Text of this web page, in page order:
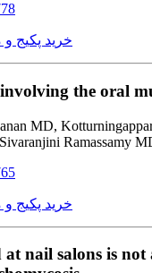
خرید پکیج و
the oral
MD,
Ramassamy
خرید پکیج و
at nail salons is not